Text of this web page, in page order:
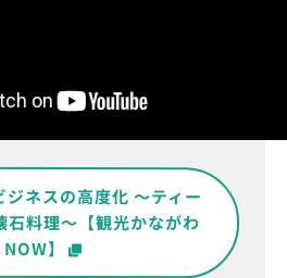
ジネスの高度化 ～ティー
石料理～【観光かながわ
NOW】